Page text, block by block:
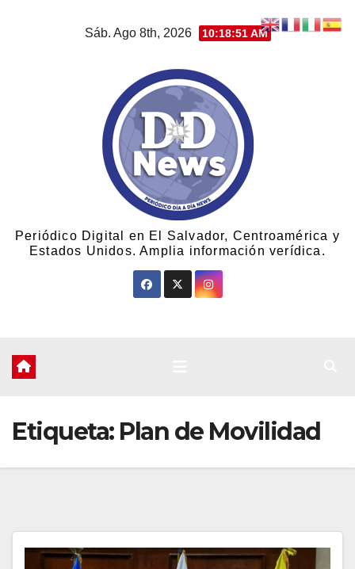
Sáb. Ago 8th, 2026 10:18:51 AM
Periódico Digital en El Salvador, Centroamérica y
Estados Unidos. Amplia información verídica.
Etiqueta: Plan de Movilidad